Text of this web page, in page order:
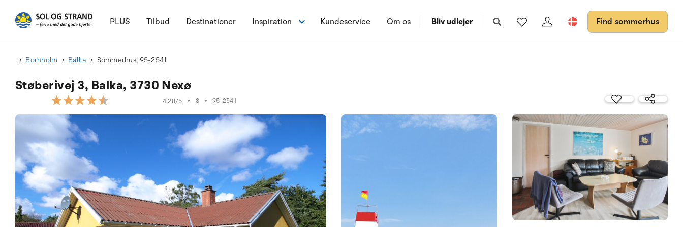
PLUS Tilbud Destinationer Inspiration Kundeservice Om os Bliv udlejer Find sommerhus
Bornholm Balka Sommerhus, 95-2541
Støberivej 3, Balka, 3730 Nexø
4.28/5 • 8 • 95-2541